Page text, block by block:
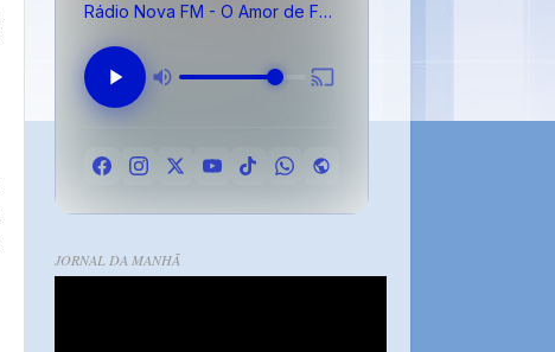
Rádio Nova FM - O Amor de Fazenda Nova
JORNAL DA MANHÃ